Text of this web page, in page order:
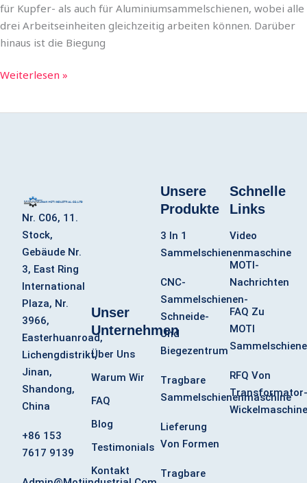
für Kupfer- als auch für Aluminiumsammelschienen, wobei alle
drei Arbeitseinheiten gleichzeitig arbeiten können. Darüber
hinaus ist die Biegung
Weiterlesen »
Nr. C06, 11.
Stock,
Gebäude Nr.
3, East Ring
International
Plaza, Nr.
3966,
Easterhuanroad,
Lichengdistrikt,
Jinan,
Shandong,
China
+86 153
7617 9139
Unser
Unternehmen
Über Uns
Warum Wir
FAQ
Blog
Testimonials
Kontakt
Unsere
Produkte
3 In 1
Sammelschienenmaschine
CNC-
Sammelschienen-
Schneide-
Und
Biegezentrum
Tragbare
Sammelschienenmaschine
Lieferung
Von Formen
Tragbare
Schnelle
Links
Video
MOTI-
Nachrichten
FAQ Zu
MOTI
RFQ Von
Transformator-
Wickelmaschine